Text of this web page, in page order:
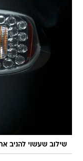
שילוב שעשוי להניב